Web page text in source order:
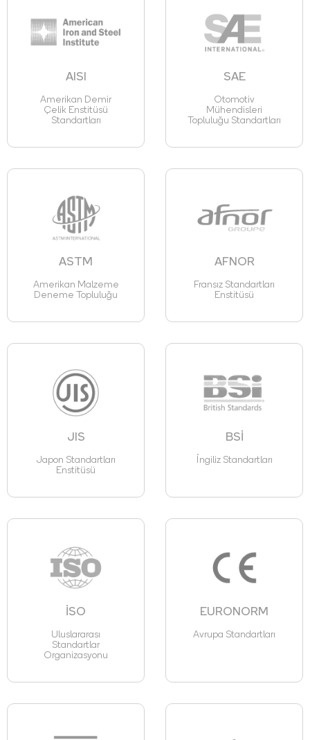
AISI
Amerikan Demir
Çelik Enstitüsü
Standartları
SAE
Otomotiv
Mühendisleri
Topluluğu Standartları
ASTM
Amerikan Malzeme
Deneme Topluluğu
AFNOR
Fransız Standartları
Enstitüsü
JIS
Japon Standartları
Enstitüsü
BSİ
İngiliz Standartları
İSO
Uluslararası
Standartlar
Organizasyonu
EURONORM
Avrupa Standartları